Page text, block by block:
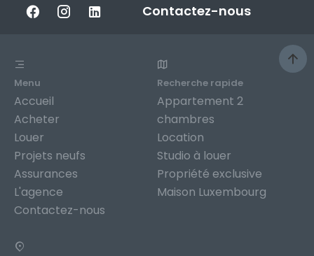
Contactez-nous
Menu
Accueil
Acheter
Louer
Projets neufs
Assurances
L'agence
Contactez-nous
Recherche rapide
Appartement 2
chambres
Location
Studio à louer
Propriété exclusive
Maison Luxembourg